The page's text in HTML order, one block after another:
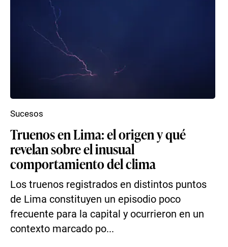
Truenos en Lima: el origen y qué
revelan sobre el inusual
comportamiento del clima
Los truenos registrados en distintos puntos
de Lima constituyen un episodio poco
frecuente para la capital y ocurrieron en un
contexto marcado po...
Sucesos